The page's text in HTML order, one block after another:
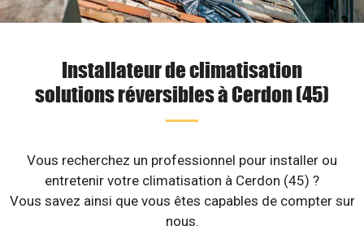
Installateur de climatisation
solutions réversibles à Cerdon (45)
Vous recherchez un professionnel pour installer ou
entretenir votre climatisation à Cerdon (45) ?
Vous savez ainsi que vous êtes capables de compter sur
nous.